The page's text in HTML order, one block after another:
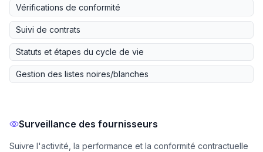
Vérifications de conformité
Suivi de contrats
Statuts et étapes du cycle de vie
Gestion des listes noires/blanches
Surveillance des fournisseurs
Suivre l'activité, la performance et la conformité contractuelle